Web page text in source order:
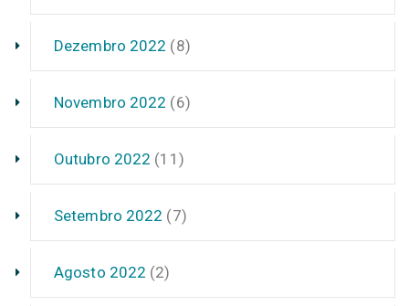
Dezembro 2022 (8)
Novembro 2022 (6)
Outubro 2022 (11)
Setembro 2022 (7)
Agosto 2022 (2)